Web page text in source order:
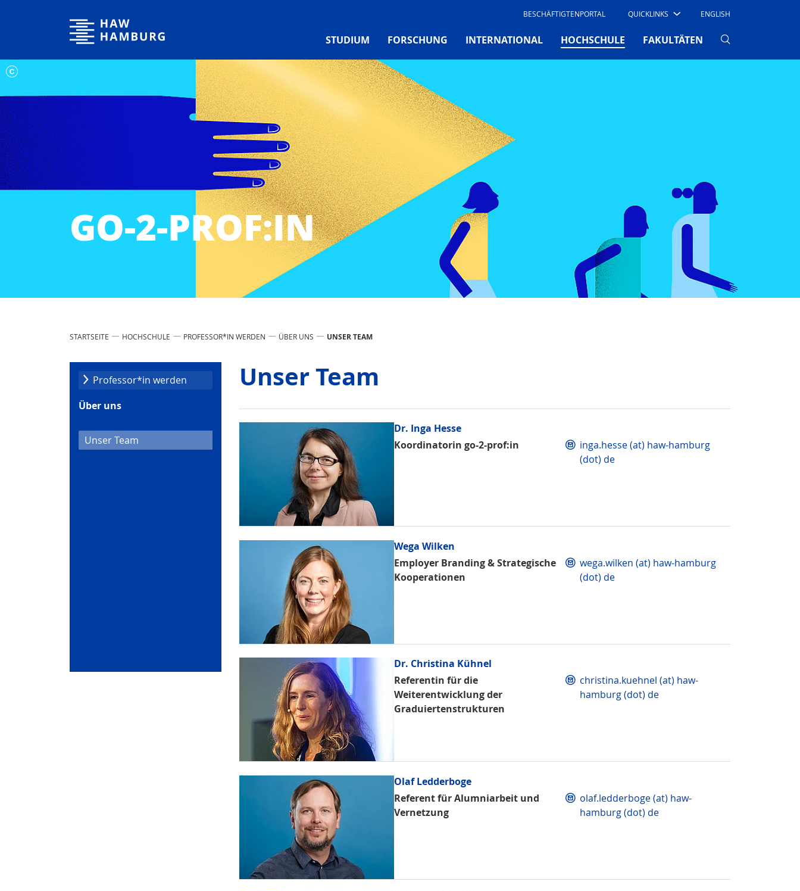
Hochschule für Angewandte Wissenschaften Hamburg BESCHÄFTIGTENPORTAL QUICKLINKS ENGLISH
STUDIUM FORSCHUNG INTERNATIONAL HOCHSCHULE (CURRENT)
FAKULTÄTEN
GO-2-PROF:IN
STARTSEITE HOCHSCHULE PROFESSOR*IN WERDEN ÜBER UNS UNSER TEAM
Professor*in werden
Über uns
Unser Team
Unser Team
Dr. Inga Hesse
Koordinatorin go-2-prof:in
inga.hesse (at) haw-hamburg
(dot) de
Wega Wilken
Employer Branding & Strategische
Kooperationen
wega.wilken (at) haw-hamburg
(dot) de
Dr. Christina Kühnel
Referentin für die
Weiterentwicklung der
Graduiertenstrukturen
christina.kuehnel (at) haw-
hamburg (dot) de
Olaf Ledderboge
Referent für Alumniarbeit und
Vernetzung
olaf.ledderboge (at) haw-
hamburg (dot) de